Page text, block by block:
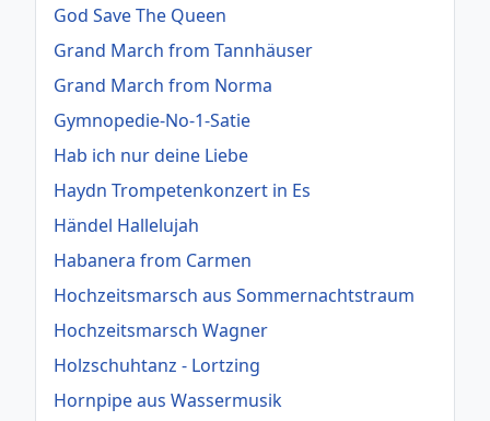
God Save The Queen
Grand March from Tannhäuser
Grand March from Norma
Gymnopedie-No-1-Satie
Hab ich nur deine Liebe
Haydn Trompetenkonzert in Es
Händel Hallelujah
Habanera from Carmen
Hochzeitsmarsch aus Sommernachtstraum
Hochzeitsmarsch Wagner
Holzschuhtanz - Lortzing
Hornpipe aus Wassermusik